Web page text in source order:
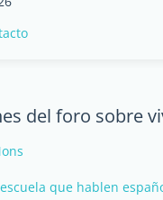
del foro sobre
que hablen